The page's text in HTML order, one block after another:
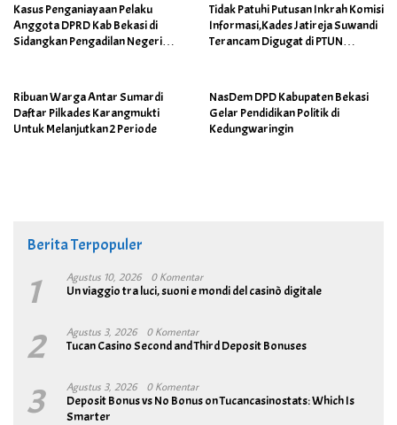
Kasus Penganiayaan Pelaku
Anggota DPRD Kab Bekasi di
Sidangkan Pengadilan Negeri
Tidak Patuhi Putusan Inkrah Komisi
Informasi,Kades Jatireja Suwandi
Terancam Digugat di PTUN
Ribuan Warga Antar Sumardi
Daftar Pilkades Karangmukti
Untuk Melanjutkan 2 Periode
NasDem DPD Kabupaten Bekasi
Gelar Pendidikan Politik di
Kedungwaringin
Berita Terpopuler
1 Agustus 10, 2026 0 Komentar
Un viaggio tra luci, suoni e mondi del casinò digitale
2 Agustus 3, 2026 0 Komentar
Tucan Casino Second and Third Deposit Bonuses
3 Agustus 3, 2026 0 Komentar
Deposit Bonus vs No Bonus on Tucancasinostats: Which Is
Smarter